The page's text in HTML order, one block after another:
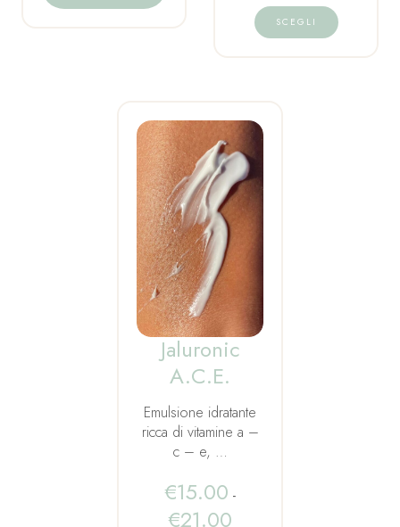
SCEGLI
Jaluronic
A.C.E.
Emulsione idratante
ricca di vitamine a –
c – e, …
€15.00 -
€21.00